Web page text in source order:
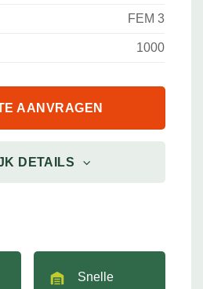
FEM 3
1000
AANVRAGEN
DETAILS
Snelle